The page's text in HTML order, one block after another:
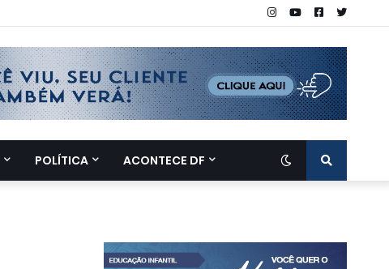
POLÍTICA ACONTECE DF